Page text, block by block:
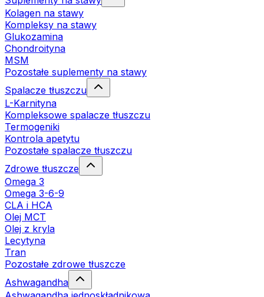
Kolagen na stawy
Kompleksy na stawy
Glukozamina
Chondroityna
MSM
Pozostałe suplementy na stawy
Spalacze tłuszczu
L-Karnityna
Kompleksowe spalacze tłuszczu
Termogeniki
Kontrola apetytu
Pozostałe spalacze tłuszczu
Zdrowe tłuszcze
Omega 3
Omega 3-6-9
CLA i HCA
Olej MCT
Olej z kryla
Lecytyna
Tran
Pozostałe zdrowe tłuszcze
Ashwagandha